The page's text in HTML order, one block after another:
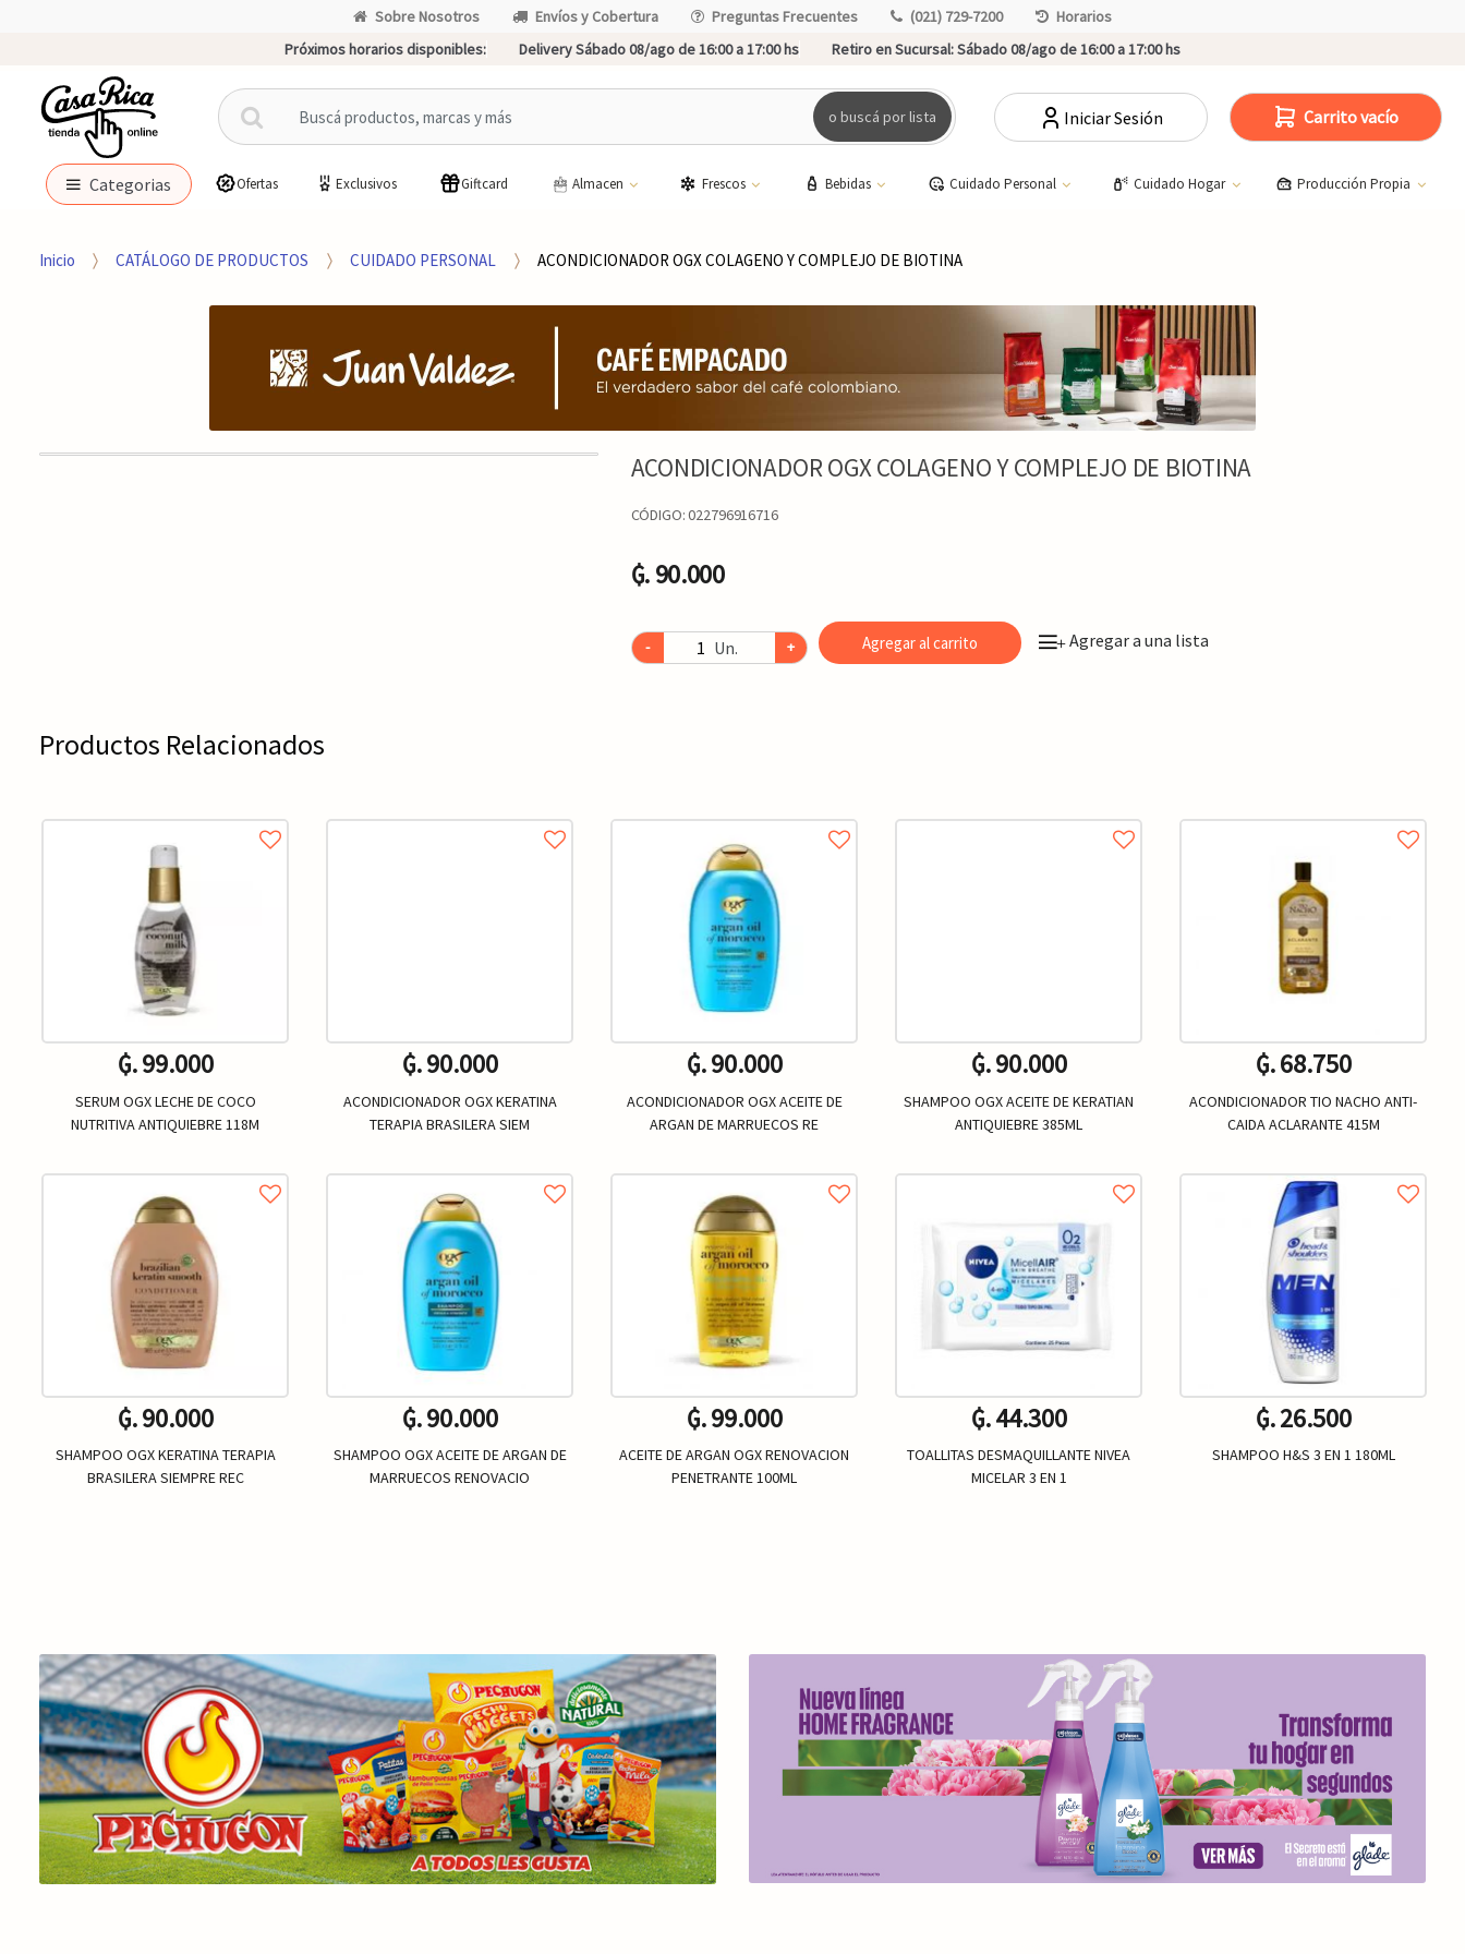
Sobre Nosotros Envíos y Cobertura Preguntas Frecuentes (021) 729-7200
Horarios
Próximos horarios disponibles:
Delivery Sábado 08/ago de 16:00 a 17:00 hs Retiro en Sucursal:Sábado 08/ago de 16:00 a 17:00 hs
B
u
c
p
r
o buscá por lista Iniciar Sesión Carrito vacío
Categorias Ofertas Exclusivos Giftcard Almacen Frescos Bebidas Cuidado Personal Cuidado Hogar Producción Propia
Inicio CATÁLOGO DE PRODUCTOS CUIDADO PERSONAL ACONDICIONADOR OGX COLAGENO Y COMPLEJO DE BIOTINA
ACONDICIONADOR OGX COLAGENO Y COMPLEJO DE BIOTINA
CÓDIGO:022796916716
₲. 90.000
- Un. + Agregar al carrito +Agregar a una lista
Productos Relacionados
₲. 99.000
SERUM OGX LECHE DE COCO
NUTRITIVA ANTIQUIEBRE 118M
₲. 90.000
SHAMPOO OGX KERATINA TERAPIA
BRASILERA SIEMPRE REC
₲. 90.000
ACONDICIONADOR OGX KERATINA
TERAPIA BRASILERA SIEM
₲. 90.000
SHAMPOO OGX ACEITE DE ARGAN DE
MARRUECOS RENOVACIO
₲. 90.000
ACONDICIONADOR OGX ACEITE DE
ARGAN DE MARRUECOS RE
₲. 99.000
ACEITE DE ARGAN OGX RENOVACION
PENETRANTE 100ML
₲. 90.000
SHAMPOO OGX ACEITE DE KERATIAN
ANTIQUIEBRE 385ML
₲. 44.300
TOALLITAS DESMAQUILLANTE NIVEA
MICELAR 3 EN 1
₲. 68.750
ACONDICIONADOR TIO NACHO ANTI-
CAIDA ACLARANTE 415M
₲. 26.500
SHAMPOO H&S 3 EN 1 180ML